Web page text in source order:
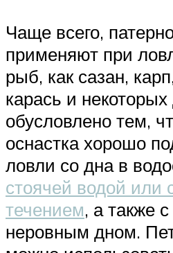
Чаще всего,
применяют при
рыб, как сазан,
карась и
обусловлено тем,
оснастка хорошо
ловли со дна в
стоячей водой или
течением, а также
неровным дном.